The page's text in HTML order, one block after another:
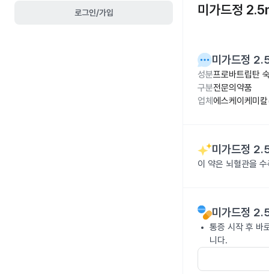
로그인/가입 미가드정
미가드정
성분프로바트립탄
구분전문의약품
업체 에스케이케미
미가드정
이 약은 뇌혈관을
미가드정
통증 시작 후 바
니다.